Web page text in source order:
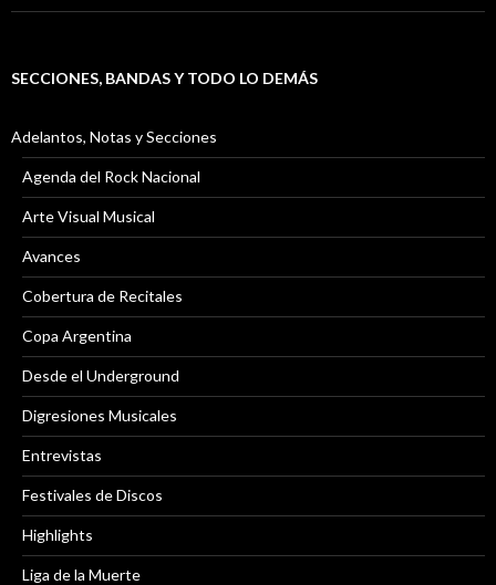
SECCIONES, BANDAS Y TODO LO DEMÁS
Adelantos, Notas y Secciones
Agenda del Rock Nacional
Arte Visual Musical
Avances
Cobertura de Recitales
Copa Argentina
Desde el Underground
Digresiones Musicales
Entrevistas
Festivales de Discos
Highlights
Liga de la Muerte